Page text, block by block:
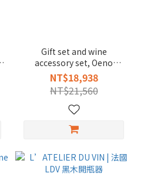
Gift set and wine
accessory set, Oeno
Motion Gold - Nomad
NT$18,938
NT$21,560